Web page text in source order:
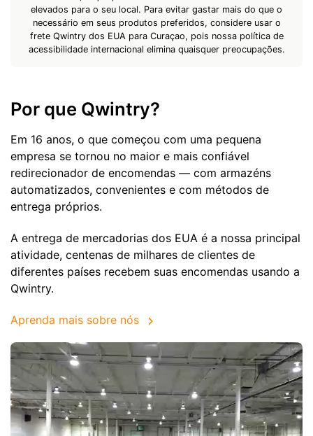
elevados para o seu local. Para evitar gastar mais do que o
necessário em seus produtos preferidos, considere usar o
frete Qwintry dos EUA para Curaçao, pois nossa política de
acessibilidade internacional elimina quaisquer preocupações.
Por que Qwintry?
Em 16 anos, o que começou com uma pequena
empresa se tornou no maior e mais confiável
redirecionador de encomendas — com armazéns
automatizados, convenientes e com métodos de
entrega próprios.
A entrega de mercadorias dos EUA é a nossa principal
atividade, centenas de milhares de clientes de
diferentes países recebem suas encomendas usando a
Qwintry.
Aprenda mais sobre nós